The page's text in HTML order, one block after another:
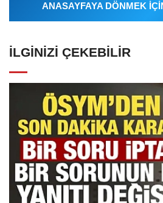
ANASAYFAYA DÖNMEK
İLGINIZI ÇEKEBILIR